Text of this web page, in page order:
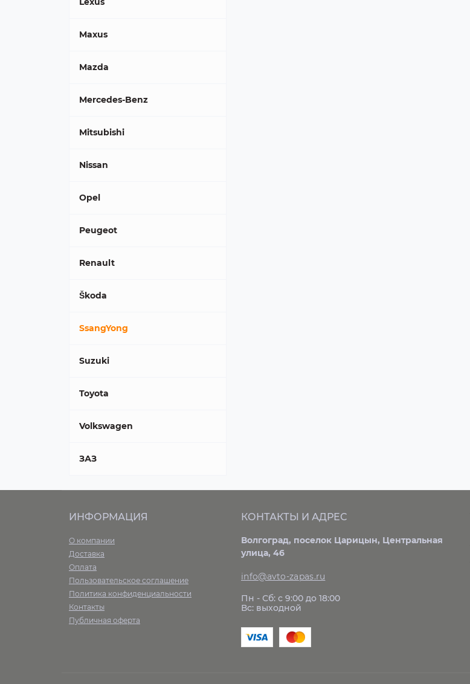
Maxus
Mazda
Mercedes-Benz
Mitsubishi
Nissan
Opel
Peugeot
Renault
Škoda
SsangYong
Suzuki
Toyota
Volkswagen
ЗАЗ
ИНФОРМАЦИЯ
О компании
Доставка
Оплата
Пользовательское соглашение
Политика конфиденциальности
Контакты
Публичная оферта
КОНТАКТЫ И АДРЕС
Волгоград, поселок Царицын, Центральная
улица, 46
info@avto-zapas.ru
Пн - Сб: с 9:00 до 18:00
Вс: выходной